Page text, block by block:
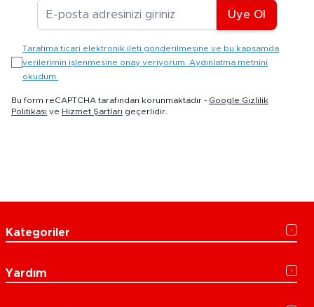
E-posta Adresiniz
Üye Ol
Tarafıma ticari elektronik ileti gönderilmesine ve bu kapsamda
verilerimin işlenmesine onay veriyorum. Aydınlatma metnini
okudum.
Bu form reCAPTCHA tarafından korunmaktadır - Google Gizlilik
Politikası ve Hizmet Şartları geçerlidir.
Kategoriler
Yardım